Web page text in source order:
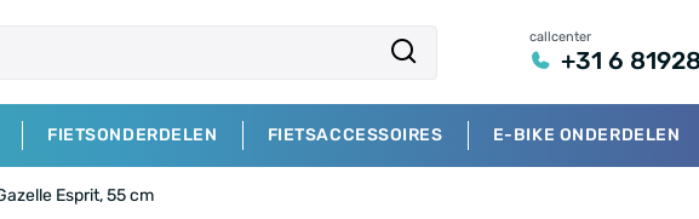
callcenter
+31 6
FIETSONDERDELEN FIETSACCESSOIRES E-BIKE ONDERDELEN
Esprit, 55 cm